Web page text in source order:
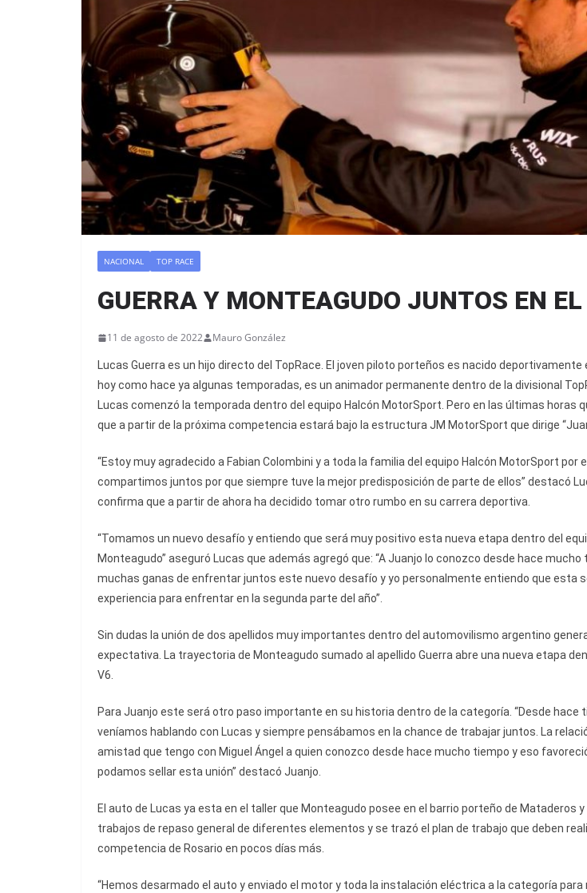
NACIONAL TOP RACE
GUERRA Y MONTEAGUDO JUNTOS EN
11 de agosto de 2022 Mauro González
Lucas Guerra es un hijo directo del TopRace. El joven piloto porteños es nacido deportivamente
hoy como hace ya algunas temporadas, es un animador permanente dentro de la divisional
Lucas comenzó la temporada dentro del equipo Halcón MotorSport. Pero en las últimas horas
que a partir de la próxima competencia estará bajo la estructura JM MotorSport que dirige
“Estoy muy agradecido a Fabian Colombini y a toda la familia del equipo Halcón MotorSport por
compartimos juntos por que siempre tuve la mejor predisposición de parte de ellos” destacó
confirma que a partir de ahora ha decidido tomar otro rumbo en su carrera deportiva.
“Tomamos un nuevo desafío y entiendo que será muy positivo esta nueva etapa dentro del
Monteagudo” aseguró Lucas que además agregó que: “A Juanjo lo conozco desde hace mucho
muchas ganas de enfrentar juntos este nuevo desafío y yo personalmente entiendo que esta
experiencia para enfrentar en la segunda parte del año”.
Sin dudas la unión de dos apellidos muy importantes dentro del automovilismo argentino
expectativa. La trayectoria de Monteagudo sumado al apellido Guerra abre una nueva etapa
V6.
Para Juanjo este será otro paso importante en su historia dentro de la categoría. “Desde hace
veníamos hablando con Lucas y siempre pensábamos en la chance de trabajar juntos. La
amistad que tengo con Miguel Ángel a quien conozco desde hace mucho tiempo y eso
podamos sellar esta unión” destacó Juanjo.
El auto de Lucas ya esta en el taller que Monteagudo posee en el barrio porteño de Mataderos
trabajos de repaso general de diferentes elementos y se trazó el plan de trabajo que deben
competencia de Rosario en pocos días más.
“Hemos desarmado el auto y enviado el motor y toda la instalación eléctrica a la categoría para